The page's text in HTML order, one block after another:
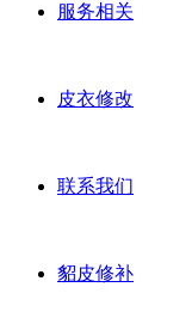
服务相关
皮衣修改
联系我们
貂皮修补